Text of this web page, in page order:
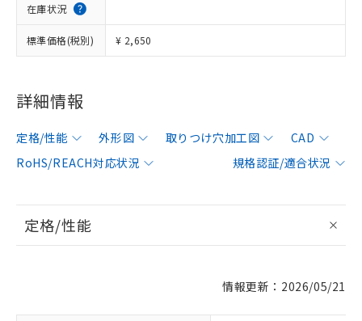
在庫状況
標準価格(税別) ¥ 2,650
詳細情報
定格/性能 外形図 取りつけ穴加工図
CAD
RoHS/REACH対応状況
規格認証/適合状況
定格/性能
情報更新：2026/05/21